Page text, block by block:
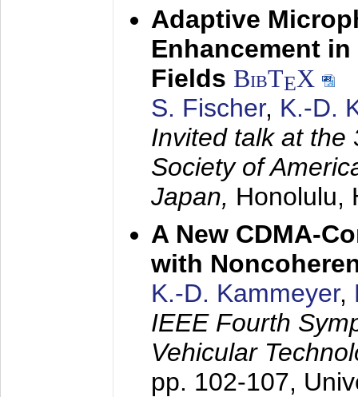
Adaptive
Enhancement
Fields BibTEX
S. Fischer, K.-D.
Invited talk at the
Society of
Japan, Honolulu,
A New CDMA-
with
K.-D. Kammeyer,
IEEE Fourth
Vehicular
pp. 102-107,